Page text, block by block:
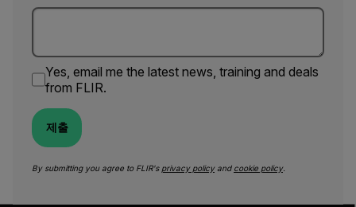
Yes, email me the latest news, training and deals
from FLIR.
제출
By submitting you agree to FLIR's privacy policyand cookie policy.